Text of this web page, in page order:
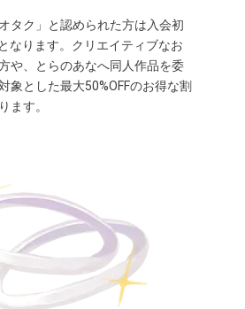
タク」と認められた方は入会初
なります。クリエイティブなお
や、とらのあなへ同人作品を委
象とした最大50%OFFのお得な割
ます。